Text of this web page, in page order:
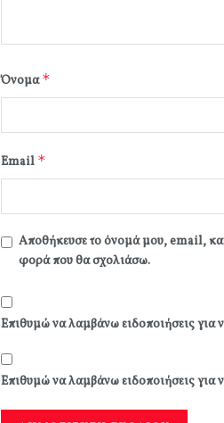
Όνομα*
Email *
Αποθήκευσε το όνομά μου, email,
φορά που θα σχολιάσω.
Επιθυμώ να λαμβάνω ειδοποιήσεις για
Επιθυμώ να λαμβάνω ειδοποιήσεις